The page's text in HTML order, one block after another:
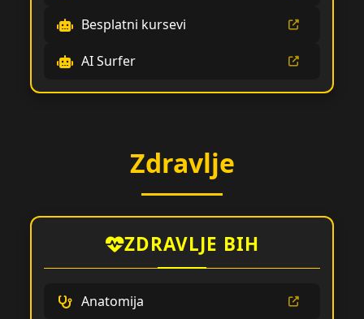
Besplatni kursevi
AI Surfer
Zdravlje
ZDRAVLJE BIH
Anatomija